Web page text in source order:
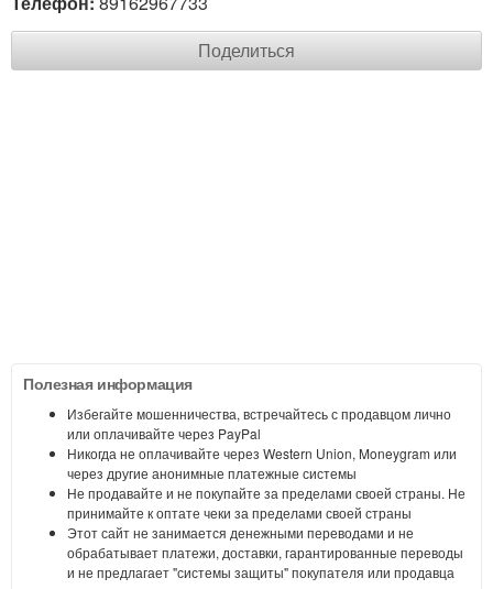
Поделиться
Полезная информация
Избегайте мошенничества, встречайтесь с продавцом лично
или оплачивайте через PayPal
Никогда не оплачивайте через Western Union, Moneygram или
через другие анонимные платежные системы
Не продавайте и не покупайте за пределами своей страны. Не
принимайте к оптате чеки за пределами своей страны
Этот сайт не занимается денежными переводами и не
обрабатывает платежи, доставки, гарантированные переводы
и не предлагает "системы защиты" покупателя или продавца